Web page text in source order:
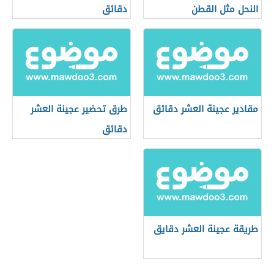
النحل مثل القطن
دقائق
مقادير عجينة العشر دقائق
طرق تحضير عجينة العشر
دقائق
طريقة عجينة العشر دقايق